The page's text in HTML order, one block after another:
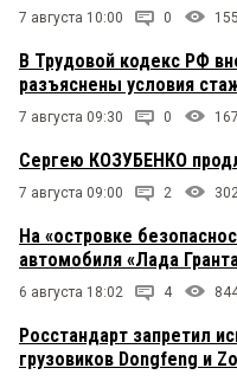
7 августа 10:00 0 155
В Трудовой кодекс РФ
разъяснены условия
7 августа 09:30 0 167
Сергею КОЗУБЕНКО
7 августа 09:00 2 302
На «островке
автомобиля «Лада
6 августа 18:02 4
Росстандарт запретил
грузовиков Dongfeng и